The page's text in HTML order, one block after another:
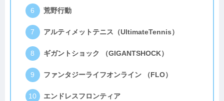
荒野行動
アルティメットテニス（UltimateTennis）
ギガントショック （GIGANTSHOCK）
ファンタジーライフオンライン （FLO）
エンドレスフロンティア